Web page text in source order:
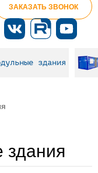
ЗАКАЗАТЬ ЗВОНОК
здания
здания